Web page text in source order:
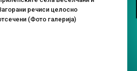
речиси целосно
(Фото галерија)